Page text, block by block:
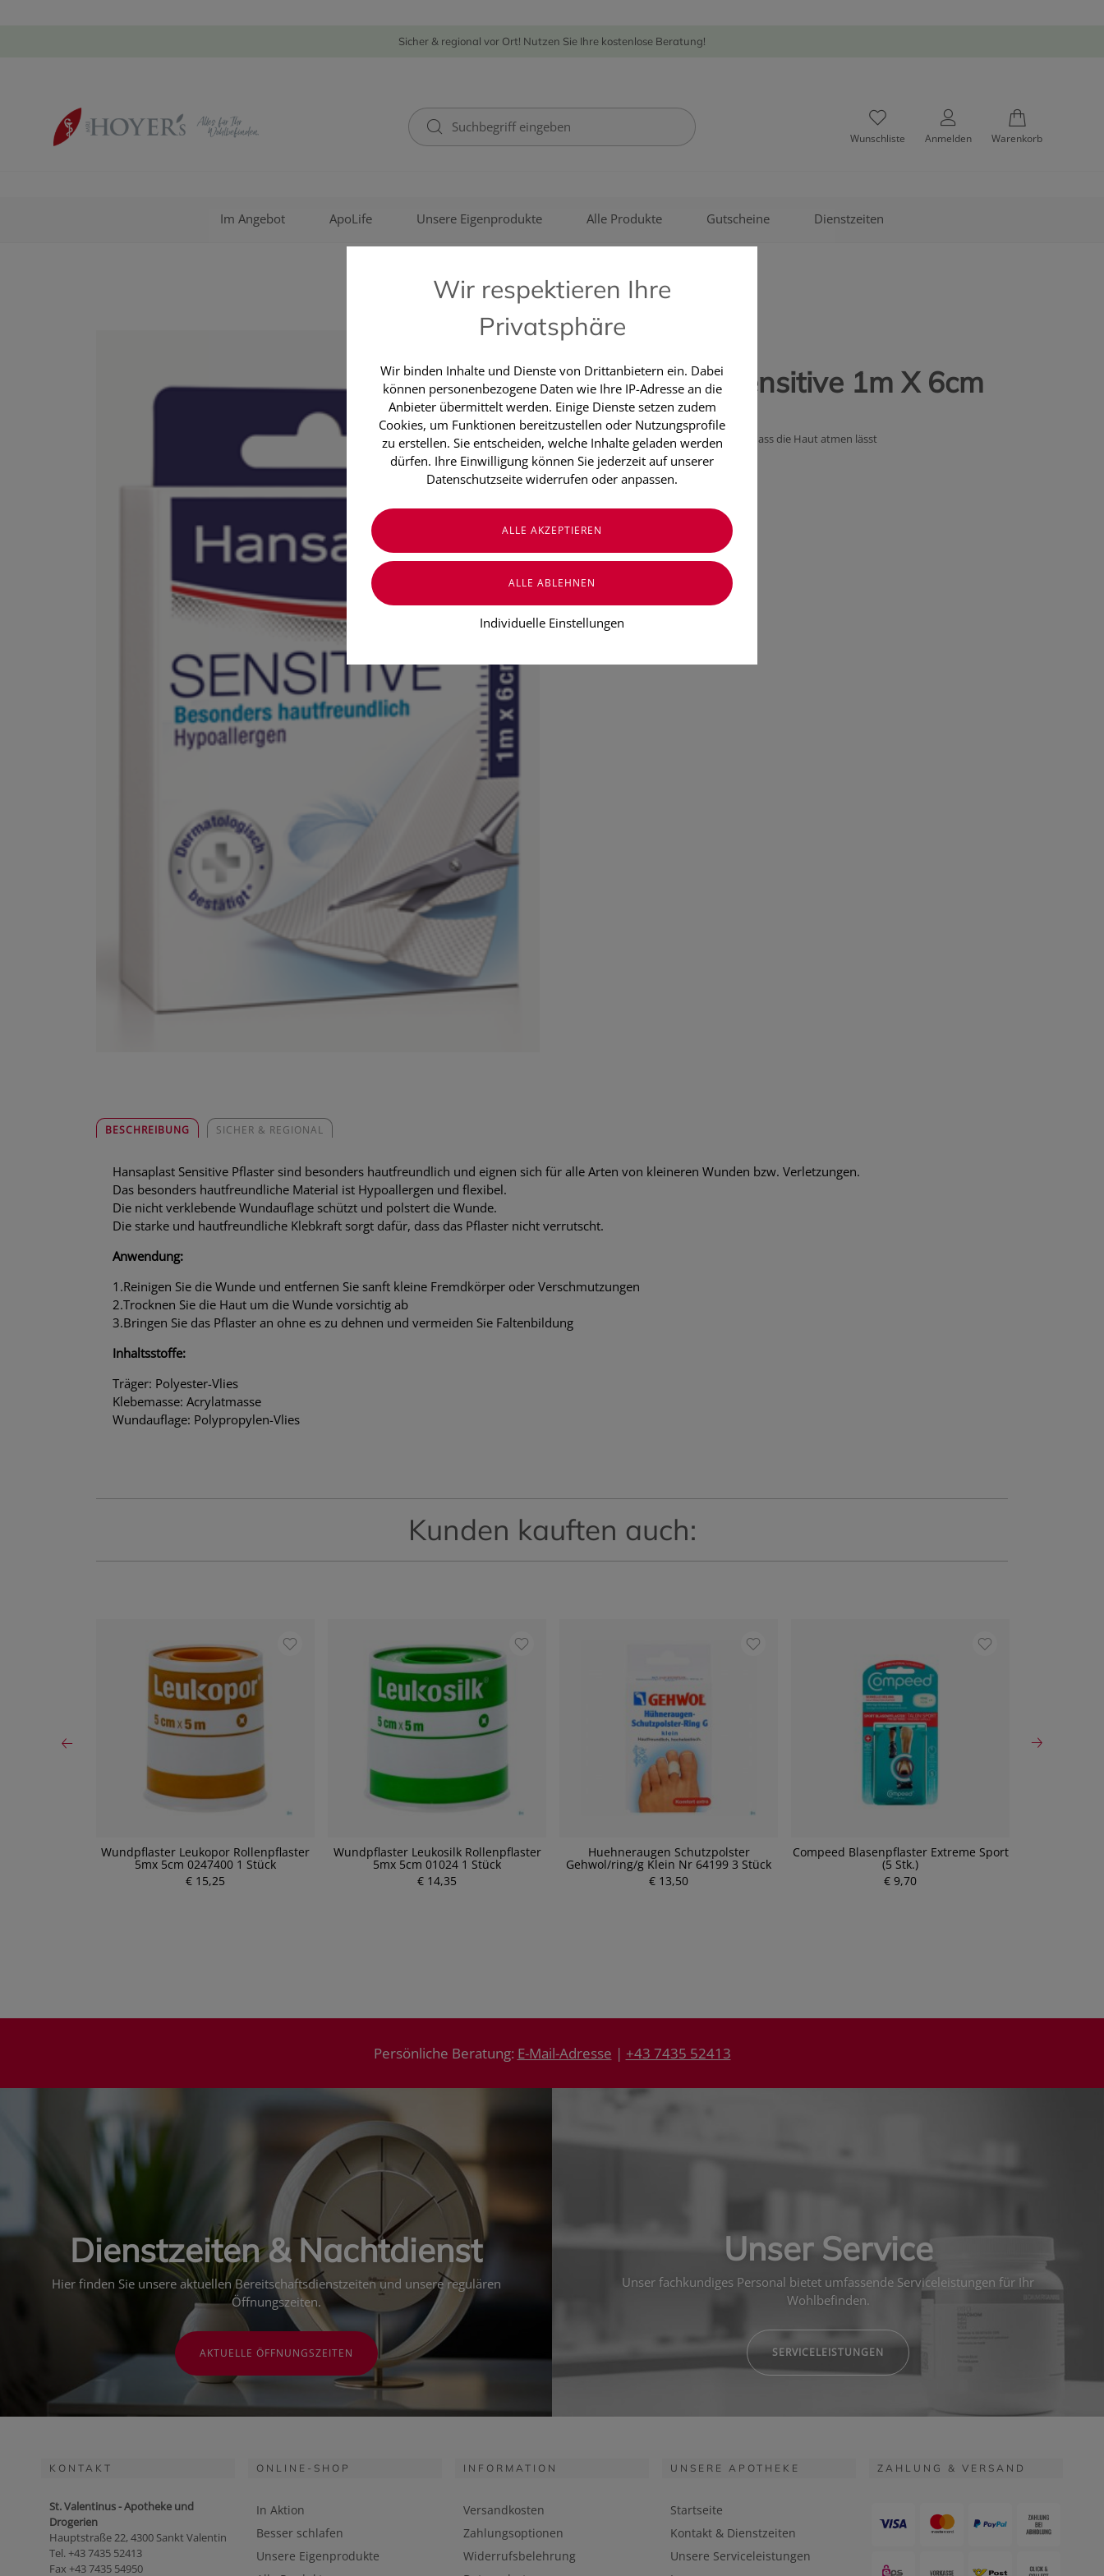
Sicher & regional vor Ort! Nutzen Sie Ihre kostenlose Beratung!
Wunschliste Anmelden Warenkorb
Im Angebot ApoLife Unsere Eigenprodukte Alle Produkte Gutscheine Dienstzeiten
BEIERSDORF GMBH
Hansaplast Sensitive 1m X 6cm
Hypoallergener Schutz
Besonders hautfreundliches Material, dass die Haut atmen lässt
Schmerzlos zu entfernen
Nicht verklebende Wundauflage
schützt und polstert die Wunde
€ 6,60
Preis inkl. MwSt.
zzgl. Versandkosten
BESCHREIBUNG SICHER & REGIONAL
Hansaplast Sensitive Pflaster sind besonders hautfreundlich und eignen sich für alle Arten von kleineren Wunden bzw. Verletzungen.
Das besonders hautfreundliche Material ist Hypoallergen und flexibel.
Die nicht verklebende Wundauflage schützt und polstert die Wunde.
Die starke und hautfreundliche Klebkraft sorgt dafür, dass das Pflaster nicht verrutscht.
Anwendung:
1.Reinigen Sie die Wunde und entfernen Sie sanft kleine Fremdkörper oder Verschmutzungen
2.Trocknen Sie die Haut um die Wunde vorsichtig ab
3.Bringen Sie das Pflaster an ohne es zu dehnen und vermeiden Sie Faltenbildung
Inhaltsstoffe:
Träger: Polyester-Vlies
Klebemasse: Acrylatmasse
Wundauflage: Polypropylen-Vlies
Kunden kauften auch:
Wundpflaster Leukopor Rollenpflaster
5mx 5cm 0247400 1 Stück
€ 15,25
Wundpflaster Leukosilk Rollenpflaster
5mx 5cm 01024 1 Stück
€ 14,35
Huehneraugen Schutzpolster
Gehwol/ring/g Klein Nr 64199 3 Stück
€ 13,50
Compeed Blasenpflaster Extreme Sport
(5 Stk.)
€ 9,70
P
P P
Wir respektieren Ihre
Privatsphäre
Wir binden Inhalte und Dienste von Drittanbietern ein. Dabei
können personenbezogene Daten wie Ihre IP-Adresse an die
Anbieter übermittelt werden. Einige Dienste setzen zudem
Cookies, um Funktionen bereitzustellen oder Nutzungsprofile
zu erstellen. Sie entscheiden, welche Inhalte geladen werden
dürfen. Ihre Einwilligung können Sie jederzeit auf unserer
Datenschutzseite widerrufen oder anpassen.
Individuelle Einstellungen
Persönliche Beratung: E-Mail-Adresse | +43 7435 52413
Dienstzeiten & Nachtdienst
Hier finden Sie unsere aktuellen Bereitschaftsdienstzeiten und unsere regulären
Öffnungszeiten.
AKTUELLE ÖFFNUNGSZEITEN
Unser Service
Unser fachkundiges Personal bietet umfassende Serviceleistungen für Ihr
Wohlbefinden.
SERVICELEISTUNGEN
KONTAKT
St. Valentinus - Apotheke und
Drogerien
Hauptstraße 22, 4300 Sankt Valentin
Tel. +43 7435 52413
Fax +43 7435 54950
ONLINE-SHOP
In Aktion
Besser schlafen
Unsere Eigenprodukte
INFORMATION
Versandkosten
Zahlungsoptionen
Widerrufsbelehrung
UNSERE APOTHEKE
Startseite
Kontakt & Dienstzeiten
Unsere Serviceleistungen
ZAHLUNG & VERSAND